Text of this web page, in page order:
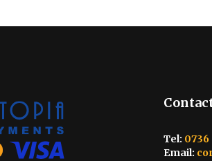
Tel: 0736
Email: